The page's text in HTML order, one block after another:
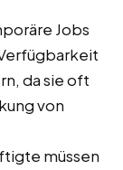
Jobs
da sie oft
von
müssen